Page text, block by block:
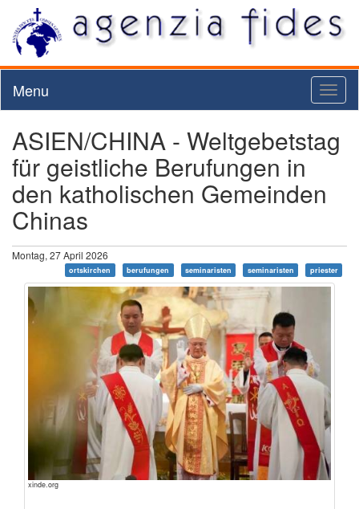
Menu
ASIEN/CHINA - Weltgebetstag
für geistliche Berufungen in
den katholischen Gemeinden
Chinas
Montag, 27 April 2026
ortskirchen berufungen seminaristen seminaristen priester
xinde.org